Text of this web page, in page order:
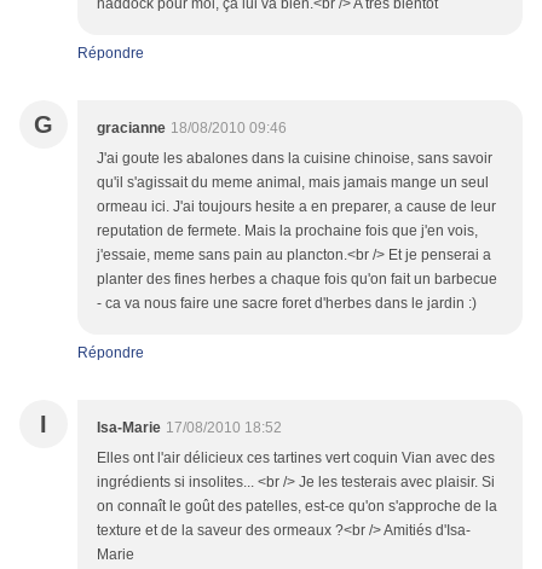
haddock pour moi, ça lui va bien.<br /> A très bientôt
Répondre
G gracianne 18/08/2010 09:46
J'ai goute les abalones dans la cuisine chinoise, sans savoir
qu'il s'agissait du meme animal, mais jamais mange un seul
ormeau ici. J'ai toujours hesite a en preparer, a cause de leur
reputation de fermete. Mais la prochaine fois que j'en vois,
j'essaie, meme sans pain au plancton.<br /> Et je penserai a
planter des fines herbes a chaque fois qu'on fait un barbecue
- ca va nous faire une sacre foret d'herbes dans le jardin :)
Répondre
I Isa-Marie 17/08/2010 18:52
Elles ont l'air délicieux ces tartines vert coquin Vian avec des
ingrédients si insolites... <br /> Je les testerais avec plaisir. Si
on connaît le goût des patelles, est-ce qu'on s'approche de la
texture et de la saveur des ormeaux ?<br /> Amitiés d'Isa-
Marie